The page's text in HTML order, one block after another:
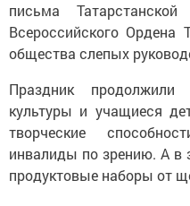
письма Татарстанской
Всероссийского Ордена
общества слепых
Праздник
культуры и учащиеся
творческие
инвалиды по зрению. А в
продуктовые наборы от